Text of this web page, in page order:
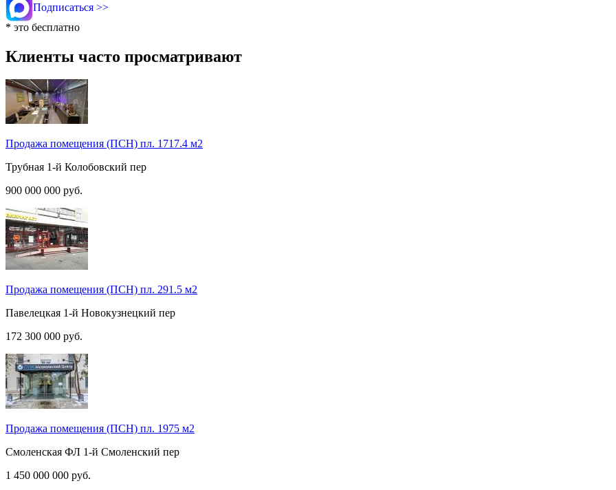
Подписаться >>
* это бесплатно
Клиенты часто просматривают
Продажа помещения (ПСН) пл. 1717.4 м2
Трубная 1-й Колобовский пер
900 000 000 руб.
Продажа помещения (ПСН) пл. 291.5 м2
Павелецкая 1-й Новокузнецкий пер
172 300 000 руб.
Продажа помещения (ПСН) пл. 1975 м2
Смоленская ФЛ 1-й Смоленский пер
1 450 000 000 руб.